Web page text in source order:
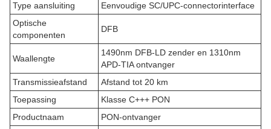
Type aansluiting
Eenvoudige SC/UPC-connectorinterface
Optische
componenten
DFB
Waallengte
1490nm DFB-LD zender en 1310nm
APD-TIA ontvanger
Transmissieafstand
Afstand tot 20 km
Toepassing
Klasse C+++ PON
Productnaam
PON-ontvanger